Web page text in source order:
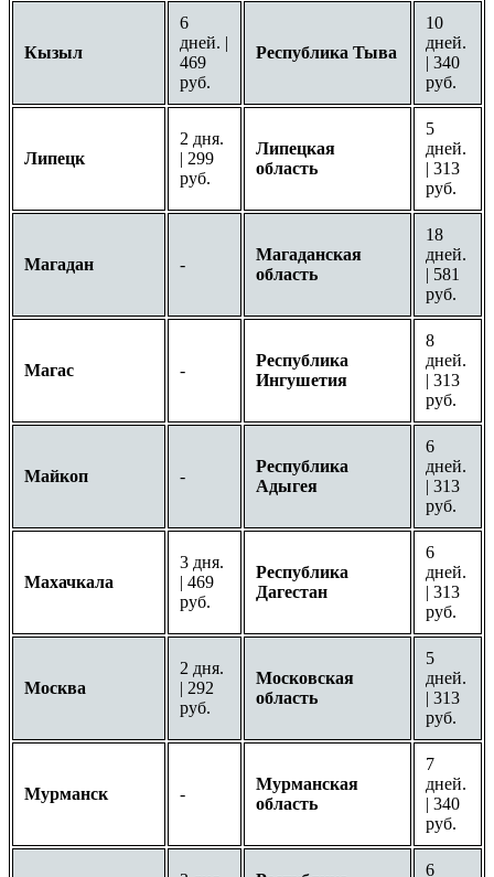
Кызыл
6
дней. |
469
руб.
Республика Тыва
10
дней.
| 340
руб.
Липецк
2 дня.
| 299
руб.
Липецкая
область
5
дней.
| 313
руб.
Магадан -
Магаданская
область
18
дней.
| 581
руб.
Магас -
Республика
Ингушетия
8
дней.
| 313
руб.
Майкоп -
Республика
Адыгея
6
дней.
| 313
руб.
Махачкала
3 дня.
| 469
руб.
Республика
Дагестан
6
дней.
| 313
руб.
Москва
2 дня.
| 292
руб.
Московская
область
5
дней.
| 313
руб.
Мурманск -
Мурманская
область
7
дней.
| 340
руб.
6